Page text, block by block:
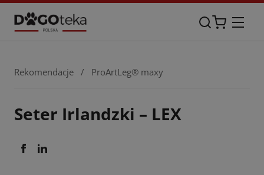
Rekomendacje / ProArtLeg® maxy
Seter Irlandzki – LEX